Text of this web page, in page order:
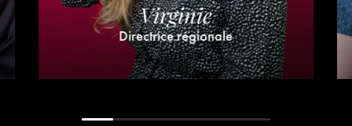
Virginie
Directrice régionale